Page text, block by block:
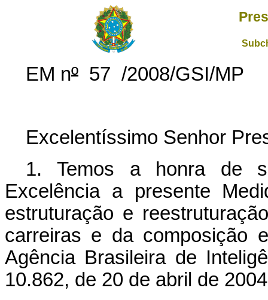
EM nº 57 /2008/GSI/MP
Excelentíssimo Senhor
1. Temos a honra de
Excelência a presente
estruturação e
carreiras e da composição
Agência Brasileira de
10.862, de 20 de abril de